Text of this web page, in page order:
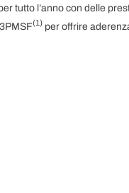
tutto l’anno con delle
(1) per offrire